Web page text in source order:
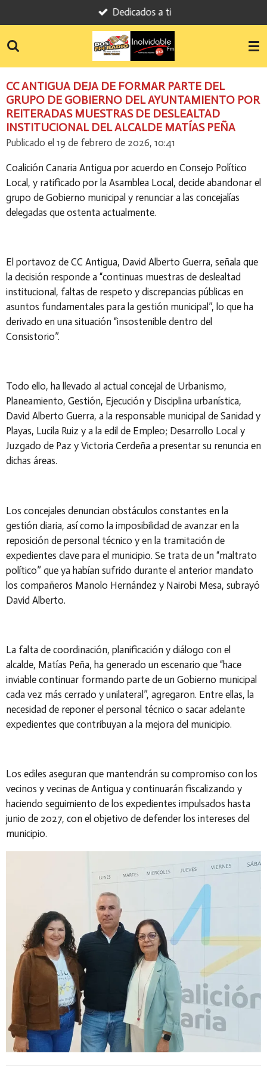
al
contenido
Dedicados a ti
CC ANTIGUA DEJA DE FORMAR PARTE DEL
GRUPO DE GOBIERNO DEL AYUNTAMIENTO POR
REITERADAS MUESTRAS DE DESLEALTAD
INSTITUCIONAL DEL ALCALDE MATÍAS PEÑA
Publicado el 19 de febrero de 2026, 10:41
Coalición Canaria Antigua por acuerdo en Consejo Político
Local, y ratificado por la Asamblea Local, decide abandonar el
grupo de Gobierno municipal y renunciar a las concejalías
delegadas que ostenta actualmente.
El portavoz de CC Antigua, David Alberto Guerra, señala que
la decisión responde a “continuas muestras de deslealtad
institucional, faltas de respeto y discrepancias públicas en
asuntos fundamentales para la gestión municipal”, lo que ha
derivado en una situación “insostenible dentro del
Consistorio”.
Todo ello, ha llevado al actual concejal de Urbanismo,
Planeamiento, Gestión, Ejecución y Disciplina urbanística,
David Alberto Guerra, a la responsable municipal de Sanidad y
Playas, Lucila Ruiz y a la edil de Empleo; Desarrollo Local y
Juzgado de Paz y Victoria Cerdeña a presentar su renuncia en
dichas áreas.
Los concejales denuncian obstáculos constantes en la
gestión diaria, así como la imposibilidad de avanzar en la
reposición de personal técnico y en la tramitación de
expedientes clave para el municipio. Se trata de un “maltrato
político” que ya habían sufrido durante el anterior mandato
los compañeros Manolo Hernández y Nairobi Mesa, subrayó
David Alberto.
La falta de coordinación, planificación y diálogo con el
alcalde, Matías Peña, ha generado un escenario que “hace
inviable continuar formando parte de un Gobierno municipal
cada vez más cerrado y unilateral”, agregaron. Entre ellas, la
necesidad de reponer el personal técnico o sacar adelante
expedientes que contribuyan a la mejora del municipio.
Los ediles aseguran que mantendrán su compromiso con los
vecinos y vecinas de Antigua y continuarán fiscalizando y
haciendo seguimiento de los expedientes impulsados hasta
junio de 2027, con el objetivo de defender los intereses del
municipio.